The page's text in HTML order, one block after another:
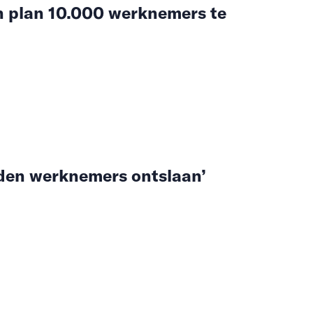
plan 10.000 werknemers te
werknemers ontslaan’